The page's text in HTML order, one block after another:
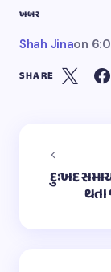
ખબર
Shah Jinaon
SHARE
દુઃખદ
થતા